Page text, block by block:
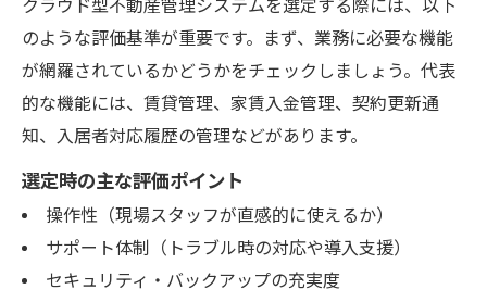
クラウド型不動産管理システムを選定する際には、以下
のような評価基準が重要です。まず、業務に必要な機能
が網羅されているかどうかをチェックしましょう。代表
的な機能には、賃貸管理、家賃入金管理、契約更新通
知、入居者対応履歴の管理などがあります。
選定時の主な評価ポイント
操作性（現場スタッフが直感的に使えるか）
サポート体制（トラブル時の対応や導入支援）
セキュリティ・バックアップの充実度